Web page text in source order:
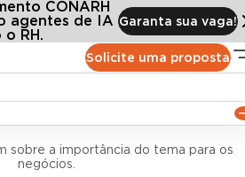
Solicite uma proposta
CONARH
agentes de IA
RH.
Garanta sua vaga!
Blog LG Todos os artigos
de que sua empresa deve investir de forma
Organizacional
cultura: 4 sinais de que sua
investir de forma efetiva
sobre a importância do tema para os
negócios.